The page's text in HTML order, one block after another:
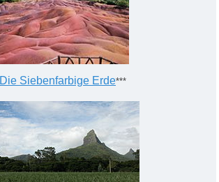
Die Siebenfarbige Erde***